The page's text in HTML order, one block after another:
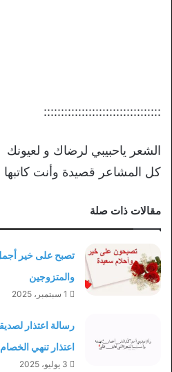
::::::::::::::::::::::::::::::::::
الشعر ياحبيبي لرضاك و لعيونك
كل المشاعر قصيدة وأنت كاتبها
مقالات ذات صلة
والمتزوجين
1 سبتمبر، 2025
اعتذار تنهي الخصام
3 يوليو، 2025